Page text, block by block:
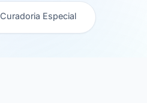
Curadoria Especial